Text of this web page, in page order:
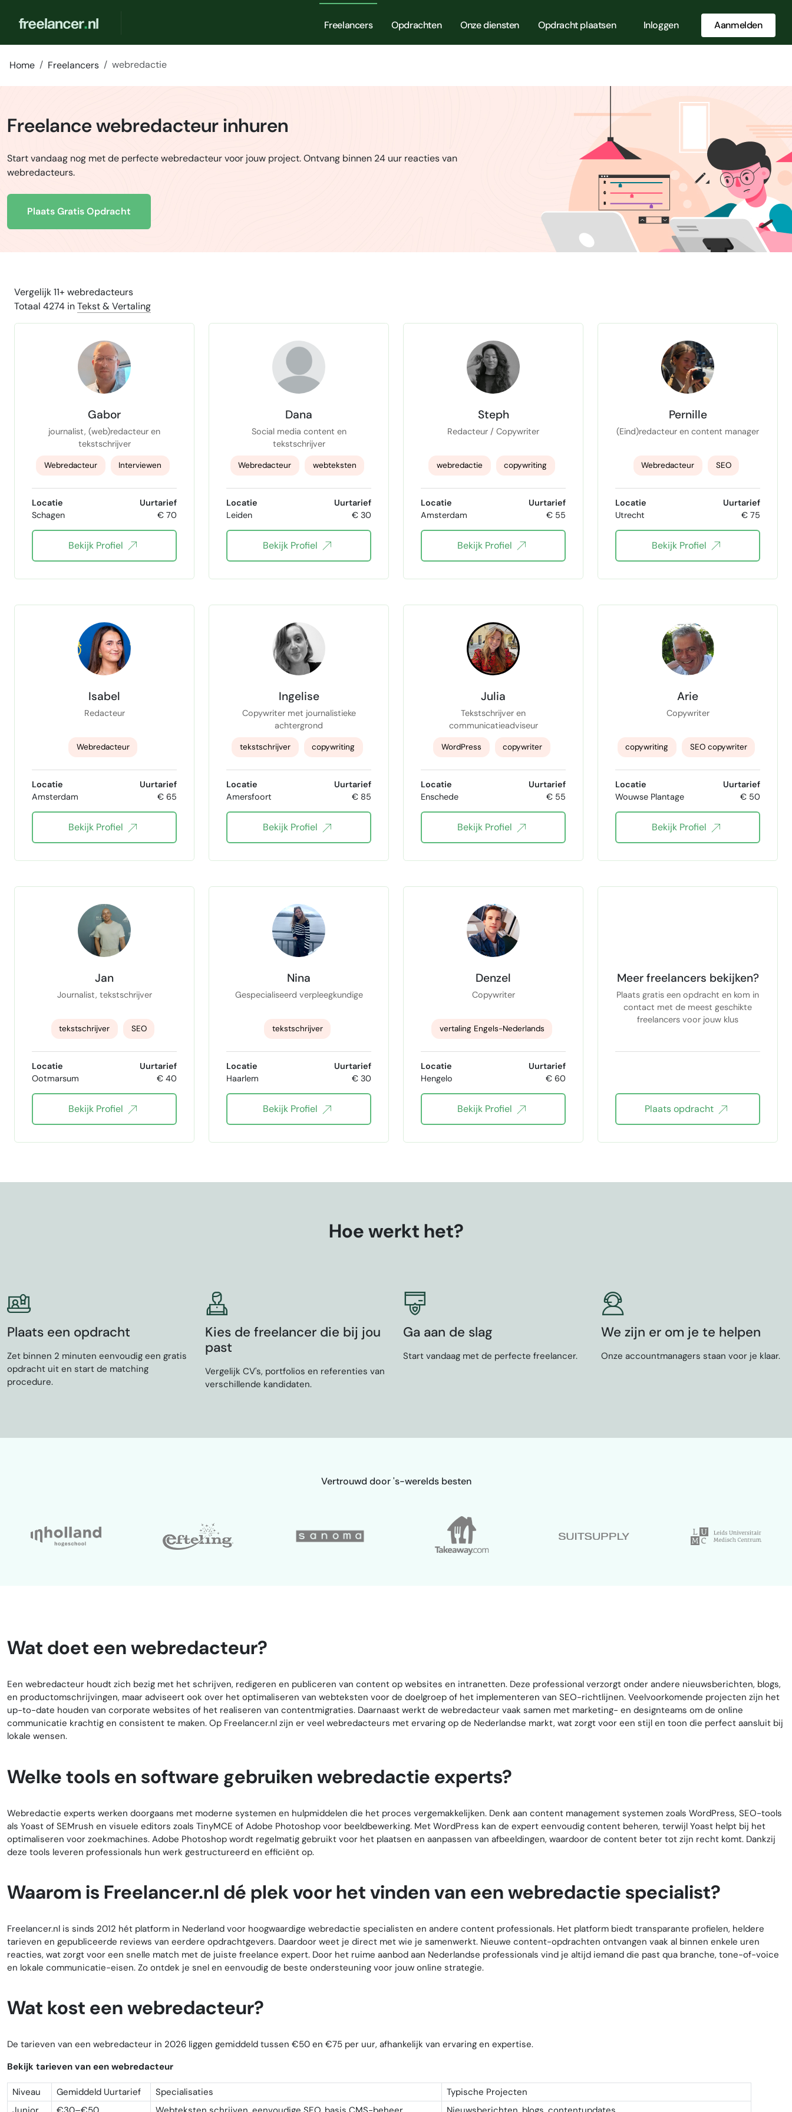
Freelancers Opdrachten Onze diensten Opdracht plaatsen Inloggen Aanmelden
Home Freelancers webredactie
Freelance webredacteur inhuren
Start vandaag nog met de perfecte webredacteur voor jouw project. Ontvang binnen 24 uur reacties van
webredacteurs.
Plaats Gratis Opdracht
Vergelijk 11+ webredacteurs
Totaal 4274 inTekst & Vertaling
Gabor
journalist, (web)redacteur en
tekstschrijver
Webredacteur Interviewen
onderzoeksjournalistiek
Webtekstschrijver
Locatie
Schagen
Uurtarief
€ 70
Bekijk Profiel
Dana
Social media content en
tekstschrijver
Webredacteur webteksten
Locatie
Leiden
Uurtarief
€ 30
Bekijk Profiel
Steph
Redacteur / Copywriter
webredactie copywriting
creative concepts
gedichten op maat
natuurfotograaf
portretfotograaf
Locatie
Amsterdam
Uurtarief
€ 55
Bekijk Profiel
Pernille
(Eind)redacteur en content manager
Webredacteur SEO
Blog Content online content
eindredactie teksten
hoofd- en eindredactie
Eindredacteur Eindredactie
Locatie
Utrecht
Uurtarief
€ 75
Bekijk Profiel
Isabel
Redacteur
Webredacteur
contentbeheer
Talkshow redacteur
Research
Locatie
Amsterdam
Uurtarief
€ 65
Bekijk Profiel
Ingelise
Copywriter met journalistieke
achtergrond
tekstschrijver copywriting
copywriter tekstschrijven
contentcreatie blogschrijver
Locatie
Amersfoort
Uurtarief
€ 85
Bekijk Profiel
Julia
Tekstschrijver en
communicatieadviseur
WordPress copywriter
SEO tekstschrijven
SEO blogs SEO websites
canva templates
Social media
Social Media ads
Locatie
Enschede
Uurtarief
€ 55
Bekijk Profiel
Arie
Copywriter
copywriting SEO copywriter
tekstschrijver
verkoop specialist
copywriter creatief
Reviewmarketing
reviewmarketing specialist
Locatie
Wouwse Plantage
Uurtarief
€ 50
Bekijk Profiel
Jan
Journalist, tekstschrijver
tekstschrijver SEO
proofreader Nederlands
Locatie
Ootmarsum
Uurtarief
€ 40
Bekijk Profiel
Nina
Gespecialiseerd verpleegkundige
tekstschrijver
Blogartikelen schrijven
webteksten
Locatie
Haarlem
Uurtarief
€ 30
Bekijk Profiel
Denzel
Copywriter
vertaling Engels-Nederlands
Webcopy
tekst redigeren
Locatie
Hengelo
Uurtarief
€ 60
Bekijk Profiel
Meer freelancers bekijken?
Plaats gratis een opdracht en kom in
contact met de meest geschikte
freelancers voor jouw klus
Plaats opdracht
Hoe werkt het?
Plaats een opdracht
Zet binnen 2 minuten eenvoudig een gratis
opdracht uit en start de matching
procedure.
Kies de freelancer die bij jou
past
Vergelijk CV's, portfolios en referenties van
verschillende kandidaten.
Ga aan de slag
Start vandaag met de perfecte freelancer.
We zijn er om je te helpen
Onze accountmanagers staan voor je klaar.
Vertrouwd door 's-werelds besten
Wat doet een webredacteur?
Een webredacteur houdt zich bezig met het schrijven, redigeren en publiceren van content op websites en intranetten. Deze professional verzorgt onder andere nieuwsberichten, blogs,
en productomschrijvingen, maar adviseert ook over het optimaliseren van webteksten voor de doelgroep of het implementeren van SEO-richtlijnen. Veelvoorkomende projecten zijn het
up-to-date houden van corporate websites of het realiseren van contentmigraties. Daarnaast werkt de webredacteur vaak samen met marketing- en designteams om de online
communicatie krachtig en consistent te maken. Op Freelancer.nl zijn er veel webredacteurs met ervaring op de Nederlandse markt, wat zorgt voor een stijl en toon die perfect aansluit bij
lokale wensen.
Welke tools en software gebruiken webredactie experts?
Webredactie experts werken doorgaans met moderne systemen en hulpmiddelen die het proces vergemakkelijken. Denk aan content management systemen zoals WordPress, SEO-tools
als Yoast of SEMrush en visuele editors zoals TinyMCE of Adobe Photoshop voor beeldbewerking. Met WordPress kan de expert eenvoudig content beheren, terwijl Yoast helpt bij het
optimaliseren voor zoekmachines. Adobe Photoshop wordt regelmatig gebruikt voor het plaatsen en aanpassen van afbeeldingen, waardoor de content beter tot zijn recht komt. Dankzij
deze tools leveren professionals hun werk gestructureerd en efficiënt op.
Waarom is Freelancer.nl dé plek voor het vinden van een webredactie specialist?
Freelancer.nl is sinds 2012 hét platform in Nederland voor hoogwaardige webredactie specialisten en andere content professionals. Het platform biedt transparante profielen, heldere
tarieven en gepubliceerde reviews van eerdere opdrachtgevers. Daardoor weet je direct met wie je samenwerkt. Nieuwe content-opdrachten ontvangen vaak al binnen enkele uren
reacties, wat zorgt voor een snelle match met de juiste freelance expert. Door het ruime aanbod aan Nederlandse professionals vind je altijd iemand die past qua branche, tone-of-voice
en lokale communicatie-eisen. Zo ontdek je snel en eenvoudig de beste ondersteuning voor jouw online strategie.
Wat kost een webredacteur?
De tarieven van een webredacteur in 2026 liggen gemiddeld tussen €50 en €75 per uur, afhankelijk van ervaring en expertise.
Bekijk tarieven van een webredacteur
Niveau Gemiddeld Uurtarief Specialisaties
Typische Projecten